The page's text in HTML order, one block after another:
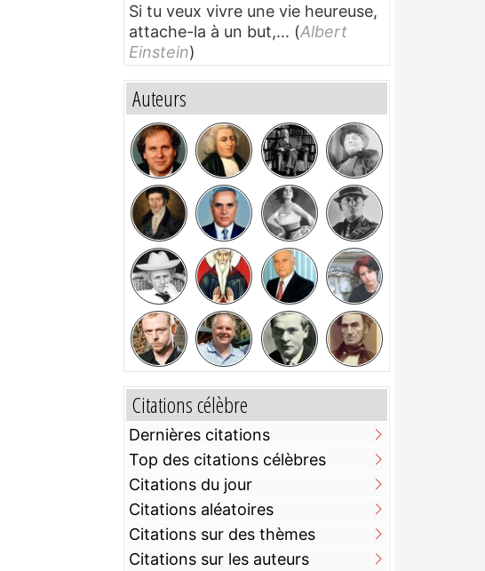
Si tu veux vivre une vie heureuse,
attache-la à un but,... (Albert
Einstein)
Auteurs
Citations célèbre
Dernières citations
Top des citations célèbres
Citations du jour
Citations aléatoires
Citations sur des thèmes
Citations sur les auteurs